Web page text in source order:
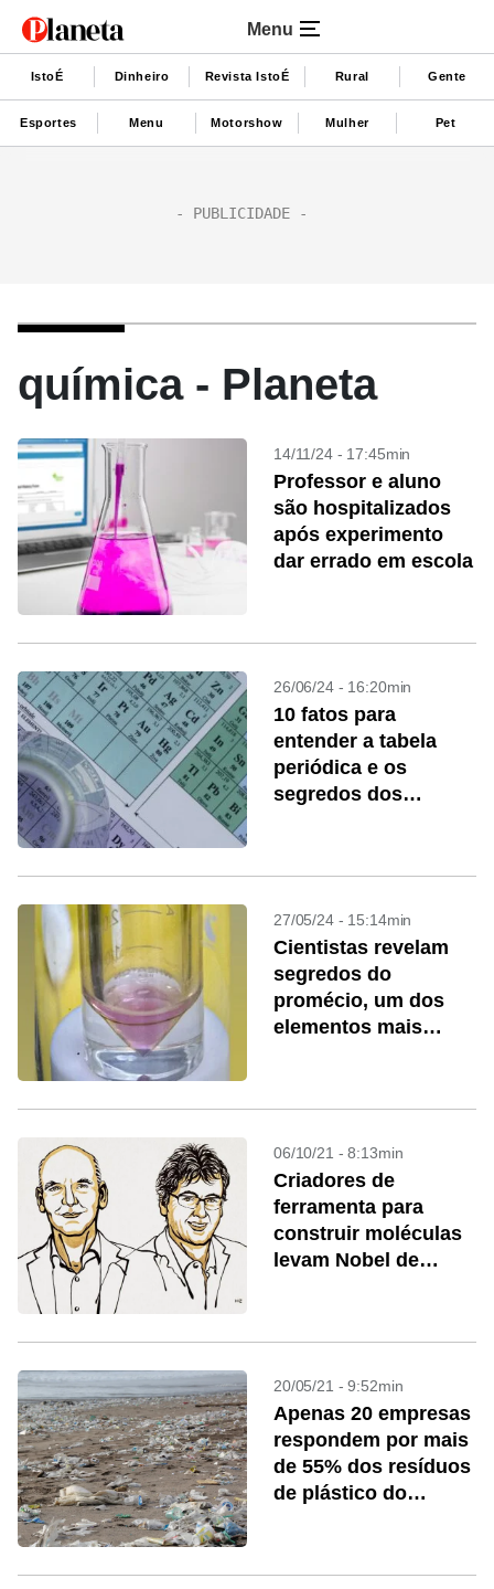
Menu
IstoÉ Dinheiro Revista IstoÉ Rural Gente
Esportes Menu Motorshow Mulher Pet
química - Planeta
14/11/24 - 17:45min
Professor e aluno
são hospitalizados
após experimento
dar errado em escola
26/06/24 - 16:20min
10 fatos para
entender a tabela
periódica e os
segredos dos
27/05/24 - 15:14min
Cientistas revelam
segredos do
promécio, um dos
elementos mais
06/10/21 - 8:13min
Criadores de
ferramenta para
construir moléculas
levam Nobel de
20/05/21 - 9:52min
Apenas 20 empresas
respondem por mais
de 55% dos resíduos
de plástico do